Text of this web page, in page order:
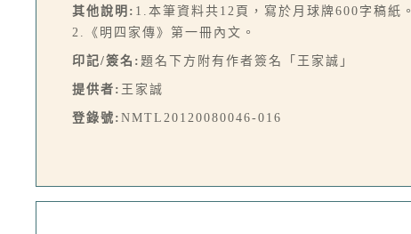
其他說明: 1.本筆資料共12頁，寫於月球牌600字稿紙。
2.《明四家傳》第一冊內文。
印記/簽名: 題名下方附有作者簽名「王家誠」
提供者: 王家誠
登錄號: NMTL20120080046-016